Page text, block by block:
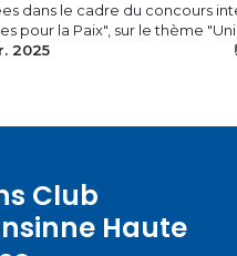
dans le cadre du concours
pour la Paix", sur le thème "Unis
2025
Club
Haute